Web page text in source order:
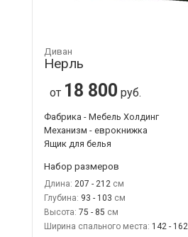
Диван
Нерль
от 18 800 руб.
Фабрика - Мебель Холдинг
Механизм - еврокнижка
Ящик для белья
Набор размеров
Длина: 207 - 212
Глубина: 93 - 103
Высота: 75 - 85
Ширина спального места: 142 - 162